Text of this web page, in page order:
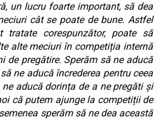
un lucru foarte important, să dea
cât se poate de bune. Astfel
tratate corespunzător, poate să
alte meciuri în competiția internă
de pregătire. Sperăm să ne aducă
ne aducă încrederea pentru ceea
aducă dorința de a ne pregăti și
că putem ajunge la competiții de
sperăm să ne dea această